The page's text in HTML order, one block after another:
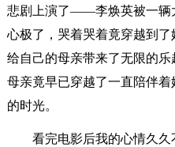
悲剧上演了——李焕英被一辆
心极了，哭着哭着竟穿越到
给自己的母亲带来了无限的
母亲竟早已穿越了一直陪伴
的时光。
看完电影后我的心情久